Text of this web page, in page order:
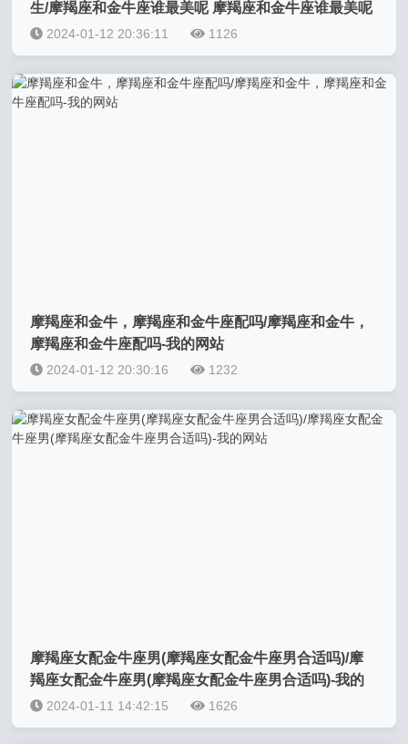
生/摩羯座和金牛座谁最美呢 摩羯座和金牛座谁最美呢
女生-我的网站
2024-01-12 20:36:11 1126
摩羯座和金牛，摩羯座和金牛座配吗/摩羯座和金牛，
摩羯座和金牛座配吗-我的网站
2024-01-12 20:30:16 1232
摩羯座女配金牛座男(摩羯座女配金牛座男合适吗)/摩
羯座女配金牛座男(摩羯座女配金牛座男合适吗)-我的
网站2024-01-11 14:42:15 1626